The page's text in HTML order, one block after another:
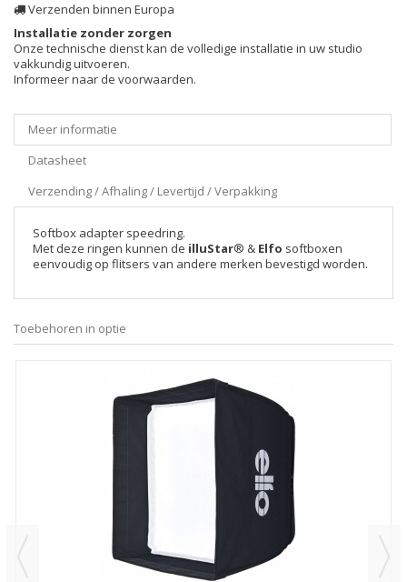
Verzenden binnen Europa
Installatie zonder zorgen
Onze technische dienst kan de volledige installatie in uw studio
vakkundig uitvoeren.
Informeer naar de voorwaarden.
Meer informatie
Datasheet
Verzending / Afhaling / Levertijd / Verpakking
Softbox adapter speedring.
Met deze ringen kunnen de illuStar® & Elfo softboxen
eenvoudig op flitsers van andere merken bevestigd worden.
Toebehoren in optie